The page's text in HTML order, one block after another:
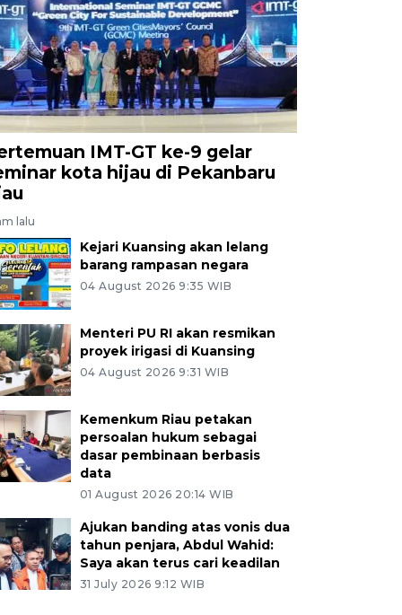
IMT-GT ke-9 gelar
kota hijau di Pekanbaru
lalu
Kejari Kuansing akan lelang
barang rampasan negara
04 August 2026 9:35 WIB
Menteri PU RI akan resmikan
proyek irigasi di Kuansing
04 August 2026 9:31 WIB
Kemenkum Riau petakan
persoalan hukum sebagai
dasar pembinaan berbasis
data
01 August 2026 20:14 WIB
Ajukan banding atas vonis dua
tahun penjara, Abdul Wahid:
Saya akan terus cari keadilan
31 July 2026 9:12 WIB